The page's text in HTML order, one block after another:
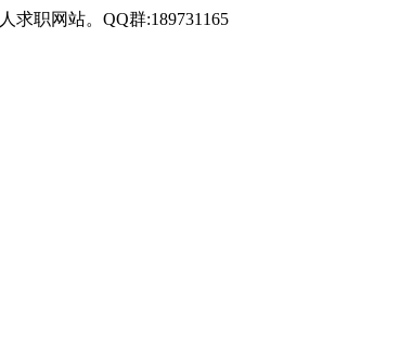
求职网站。QQ群:189731165